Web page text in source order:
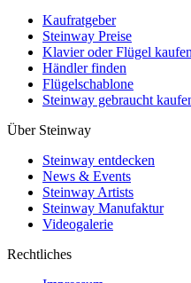
Kaufratgeber
Steinway Preise
Klavier oder Flügel kaufen
Händler finden
Flügelschablone
Steinway gebraucht
Über Steinway
Steinway entdecken
News & Events
Steinway Artists
Steinway Manufaktur
Videogalerie
Rechtliches